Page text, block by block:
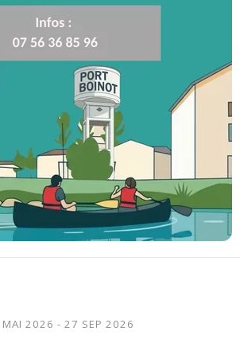
MAI 2026 - 27 SEP 2026